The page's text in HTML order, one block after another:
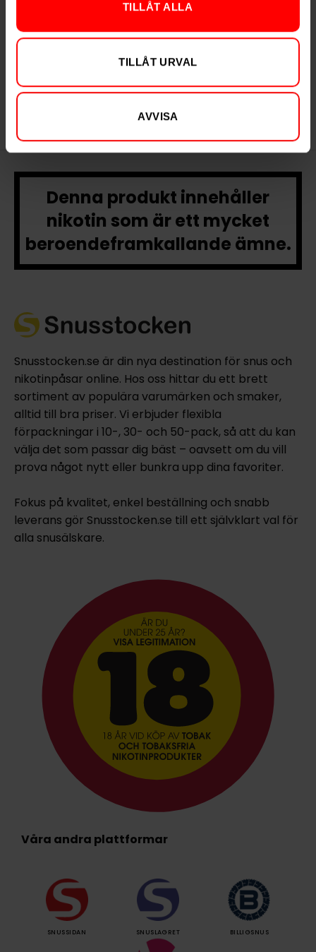
TILLÅT ALLA
TILLÅT URVAL
AVVISA
Après Lemon Curd
299,90 kr
Après Raspberry
Strong
299,90 kr
Denna produkt innehåller
nikotin som är ett mycket
beroendeframkallande ämne.
Snusstocken.se är din nya destination för snus och
nikotinpåsar online. Hos oss hittar du ett brett
sortiment av populära varumärken och smaker,
alltid till bra priser. Vi erbjuder flexibla
förpackningar i 10-, 30- och 50-pack, så att du kan
välja det som passar dig bäst – oavsett om du vill
prova något nytt eller bunkra upp dina favoriter.
Fokus på kvalitet, enkel beställning och snabb
leverans gör Snusstocken.se till ett självklart val för
alla snusälskare.
Våra andra plattformar
SNUSSIDAN SNUSLAGRET BILLIGSNUS